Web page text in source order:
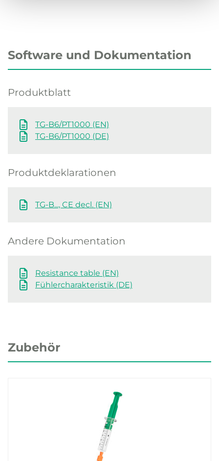
Software und Dokumentation
Produktblatt
TG-B6/PT1000 (EN)
TG-B6/PT1000 (DE)
Produktdeklarationen
TG-B..., CE decl. (EN)
Andere Dokumentation
Resistance table (EN)
Fühlercharakteristik (DE)
Zubehör